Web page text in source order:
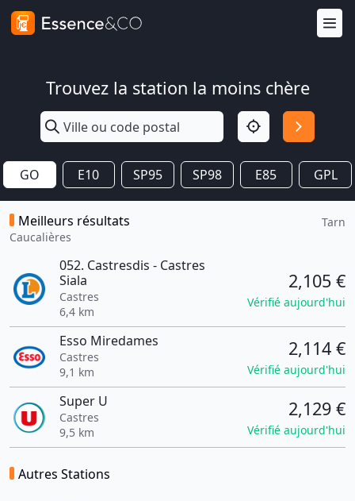
Trouvez la station la moins chère
GO E10 SP95 SP98 E85 GPL
Meilleurs résultats
Caucalières
Tarn
052. Castresdis - Castres
Siala
Castres
6,4 km
2,105 €
Vérifié aujourd'hui
Esso Miredames
Castres
9,1 km
2,114 €
Vérifié aujourd'hui
Super U
Castres
9,5 km
2,129 €
Vérifié aujourd'hui
Autres Stations